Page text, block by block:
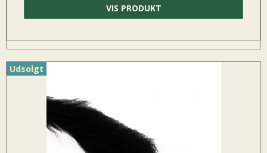
VIS PRODUKT
Udsolgt